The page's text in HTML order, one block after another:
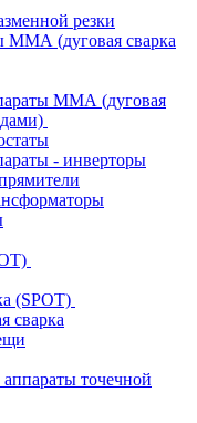
резки
ММА (дуговая сварка
ММА (дуговая
- инверторы
(SPOT)
сварка
точечной